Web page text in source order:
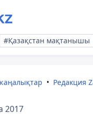
#Қазақстан мақтанышы
Редакция
2017